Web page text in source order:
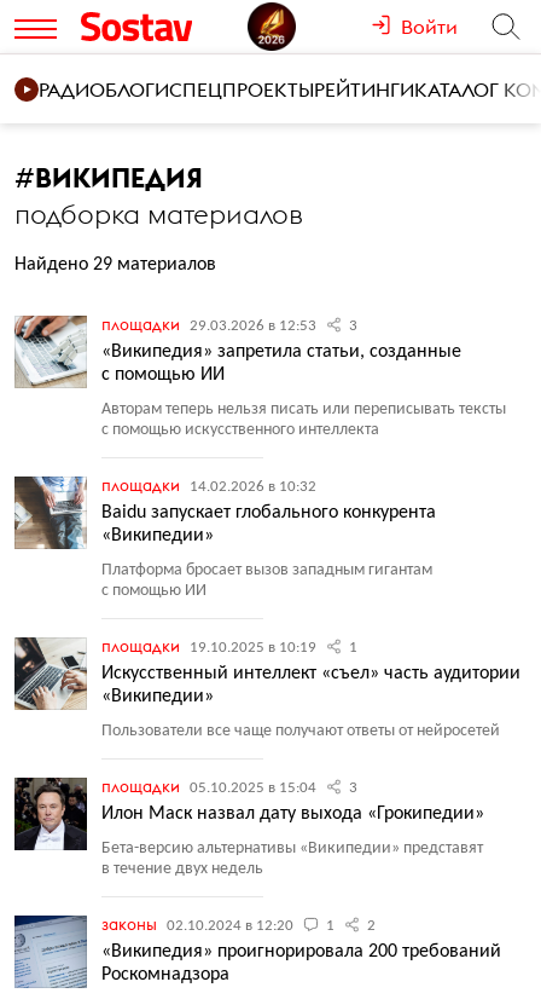
Войти
РАДИОБЛОГИСПЕЦПРОЕКТЫРЕЙТИНГИКАТАЛОГ
#ВИКИПЕДИЯ
подборка материалов
Найдено 29 материалов
площадки 29.03.2026 в 12:53 3
«Википедия» запретила статьи, созданные
с помощью ИИ
Авторам теперь нельзя писать или переписывать тексты
с помощью искусственного интеллекта
площадки 14.02.2026 в 10:32
Baidu запускает глобального конкурента
«Википедии»
Платформа бросает вызов западным гигантам
с помощью ИИ
площадки 19.10.2025 в 10:19 1
Искусственный интеллект «съел» часть аудитории
«Википедии»
Пользователи все чаще получают ответы от нейросетей
площадки 05.10.2025 в 15:04 3
Илон Маск назвал дату выхода «Грокипедии»
Бета-версию альтернативы «Википедии» представят
в течение двух недель
законы 02.10.2024 в 12:20 1 2
«Википедия» проигнорировала 200 требований
Роскомнадзора